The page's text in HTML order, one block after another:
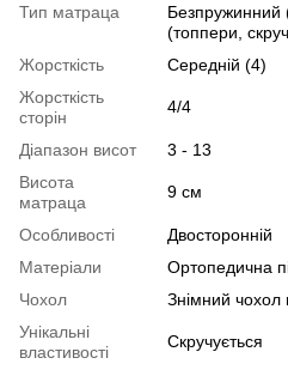
Тип матраца
Безпружинний
(топпери,
Жорсткість
Середній (4)
Жорсткість
сторін
4/4
Діапазон висот
3 - 13
Висота
матраца
9 см
Особливості
Двосторонній
Матеріали
Ортопедична
Чохол
Знімний чохол
Унікальні
властивості
Скручується